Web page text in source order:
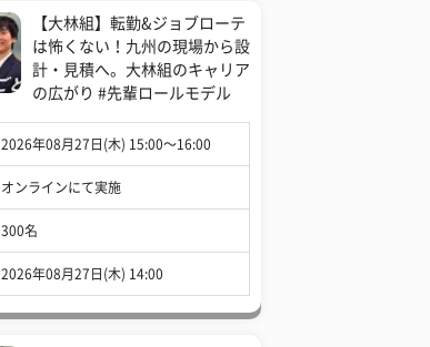
【大林組】転勤&ジョブローテ
は怖くない！九州の現場から設
計・見積へ。大林組のキャリア
の広がり #先輩ロールモデル
2026年08月27日(木) 15:00〜16:00
オンラインにて実施
300名
2026年08月27日(木) 14:00